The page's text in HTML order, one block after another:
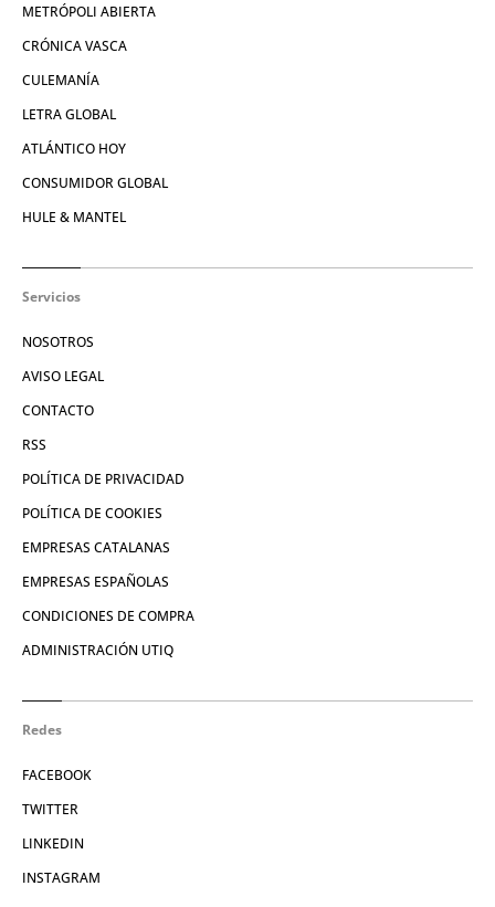
METRÓPOLI ABIERTA
CRÓNICA VASCA
CULEMANÍA
LETRA GLOBAL
ATLÁNTICO HOY
CONSUMIDOR GLOBAL
HULE & MANTEL
Servicios
NOSOTROS
AVISO LEGAL
CONTACTO
RSS
POLÍTICA DE PRIVACIDAD
POLÍTICA DE COOKIES
EMPRESAS CATALANAS
EMPRESAS ESPAÑOLAS
CONDICIONES DE COMPRA
ADMINISTRACIÓN UTIQ
Redes
FACEBOOK
TWITTER
LINKEDIN
INSTAGRAM